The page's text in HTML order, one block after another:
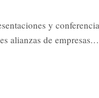
y
alianzas de